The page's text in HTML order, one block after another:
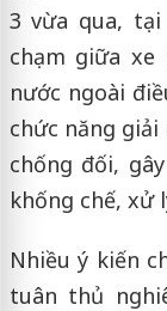
3 vừa qua,
chạm giữa
nước ngoài
chức năng
chống đối,
khống chế, xử
Nhiều ý kiến
tuân thủ